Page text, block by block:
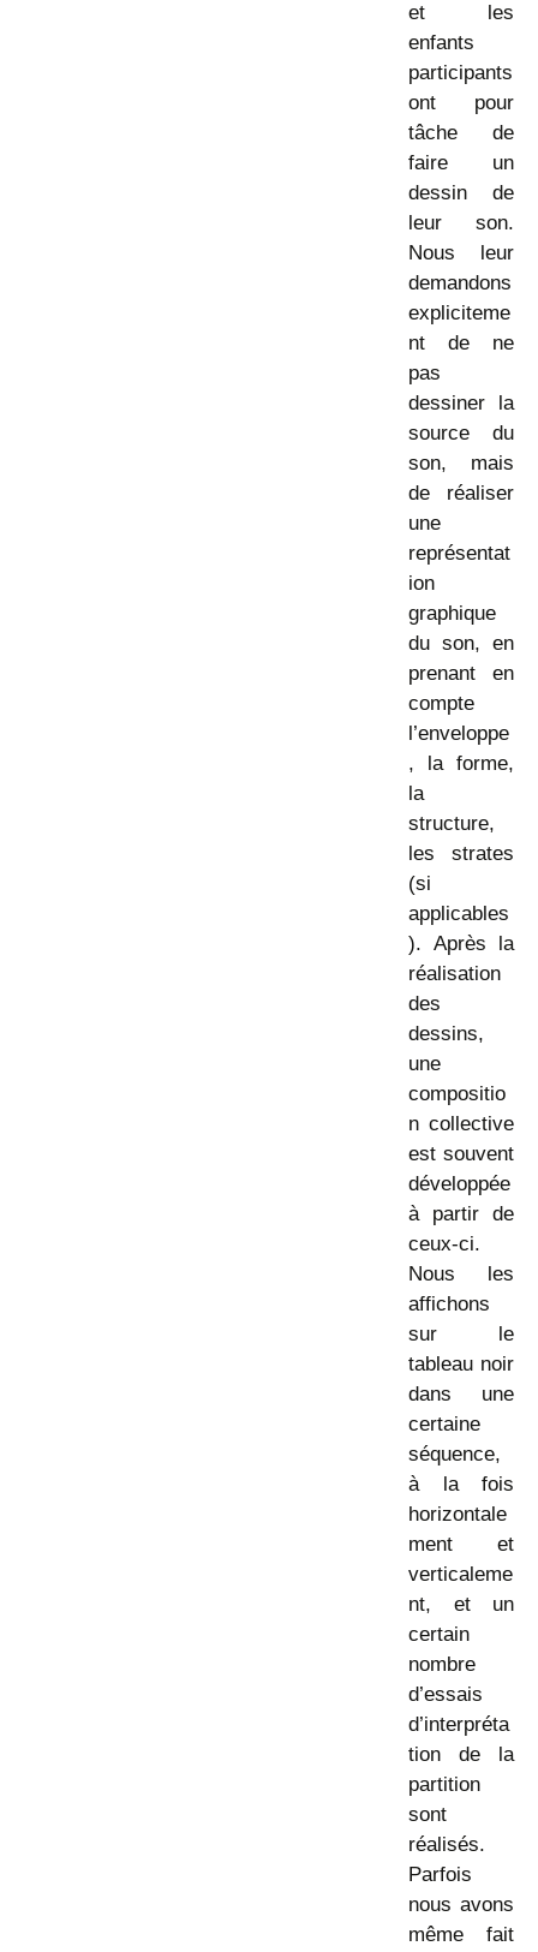
et les
enfants
participants
ont pour
tâche de
faire un
dessin de
leur son.
Nous leur
demandons
expliciteme
nt de ne
pas
dessiner la
source du
son, mais
de réaliser
une
représentat
ion
graphique
du son, en
prenant en
compte
l’enveloppe
, la forme,
la
structure,
les strates
(si
applicables
). Après la
réalisation
des
dessins,
une
compositio
n collective
est souvent
développée
à partir de
ceux-ci.
Nous les
affichons
sur le
tableau noir
dans une
certaine
séquence,
à la fois
horizontale
ment et
verticaleme
nt, et un
certain
nombre
d’essais
d’interpréta
tion de la
partition
sont
réalisés.
Parfois
nous avons
même fait